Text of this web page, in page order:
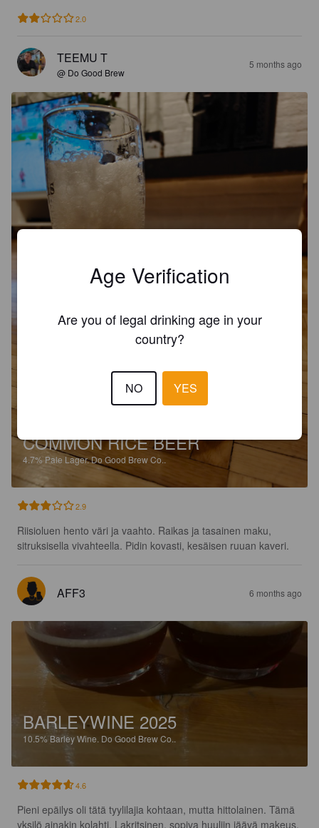
2.0
TEEMU T
@ Do Good Brew
5 months ago
COMMON RICE BEER
4.7% Pale Lager.Do Good Brew Co..
2.9
Riisioluen hento väri ja vaahto. Raikas ja tasainen maku,
sitruksisella vivahteella. Pidin kovasti, kesäisen ruuan kaveri.
AFF3 6 months ago
BARLEYWINE 2025
10.5% Barley Wine. Do Good Brew Co..
4.6
Pieni epäilys oli tätä tyylilajia kohtaan, mutta hittolainen. Tämä
yksilö ainakin kolahti. Lakritsinen, sopiva huuliin jäävä makeus,
Age Verification
Are you of legal drinking age in your
country?
NO YES